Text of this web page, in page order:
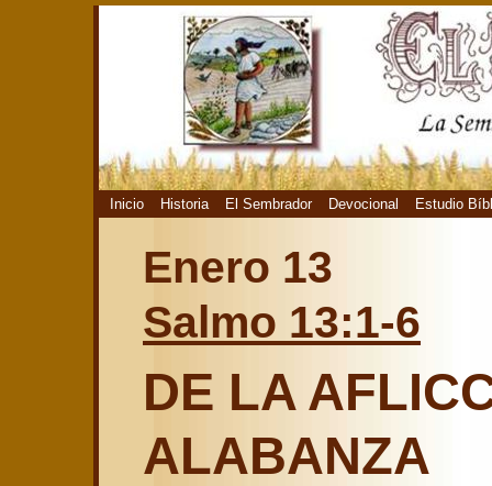
Inicio Historia El Sembrador Devocional Estudio
Enero 13
Salmo 13:1-6
DE LA
ALABANZA